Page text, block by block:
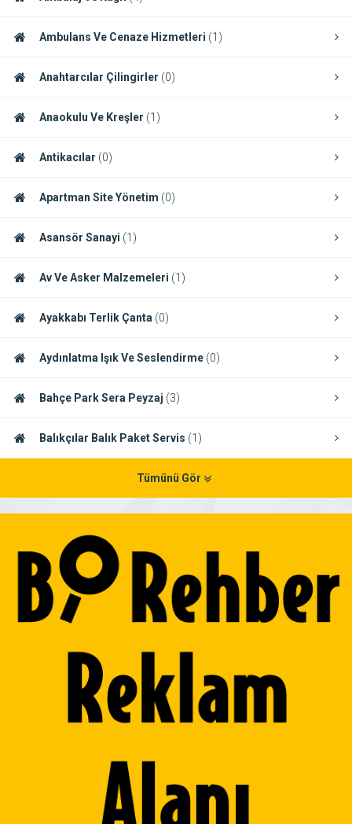
Ambulans Ve Cenaze Hizmetleri (1)
Anahtarcılar Çilingirler (0)
Anaokulu Ve Kreşler (1)
Antikacılar (0)
Apartman Site Yönetim (0)
Asansör Sanayi (1)
Av Ve Asker Malzemeleri (1)
Ayakkabı Terlik Çanta (0)
Aydınlatma Işık Ve Seslendirme (0)
Bahçe Park Sera Peyzaj (3)
Balıkçılar Balık Paket Servis (1)
Tümünü Gör